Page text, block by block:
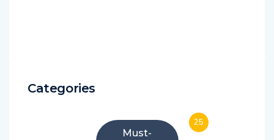
Categories
Must-
25